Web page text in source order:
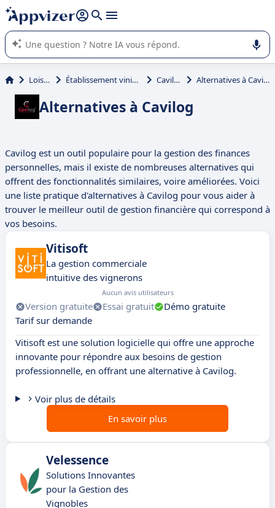
répondre (plusieurs lignes avec
L'IA de Appvizer vous guide dans l'utilisation ou la sélection de
logiciel SaaS en entreprise.
Loisirs Établissement vinicole Cavilog Alternatives à Cavilog
Alternatives à Cavilog
Cavilog est un outil populaire pour la gestion des finances
personnelles, mais il existe de nombreuses alternatives qui
offrent des fonctionnalités similaires, voire améliorées. Voici
une liste pratique d'alternatives à Cavilog pour vous aider à
trouver le meilleur outil de gestion financière qui correspond à
vos besoins.
Vitisoft
La gestion commerciale
intuitive des vignerons
Aucun avis utilisateurs
Version gratuite Essai gratuit
Démo gratuite
Tarif sur demande
Vitisoft est une solution logicielle qui offre une approche
innovante pour répondre aux besoins de gestion
professionnelle, en offrant une alternative à Cavilog.
Voir plus de détails
En savoir plus
Velessence
Solutions Innovantes
pour la Gestion des
Vignobles